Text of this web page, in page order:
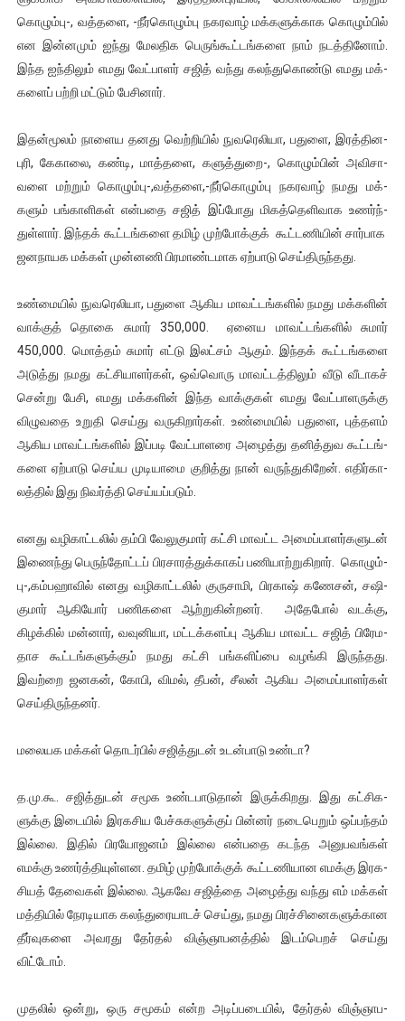
கொழும்­பு-­, வத்­த­ளை, -­நீர்­கொ­ழும்பு நக­ரவாழ் மக்­க­ளுக்­காக கொழும்பில்
என இன்­னமும் ஐந்து மேல­திக பெருங்­கூட்­டங்­களை நாம் நடத்­தினோம்.
இந்த ஐந்­திலும் எமது வேட்­பாளர் சஜித் வந்து கலந்­து­கொண்டு எமது மக்­
களைப் பற்றி மட்டும் பேசினார்.
இதன்­மூலம் நாளைய தனது வெற்­றியில் நுவ­ரெ­லியா, பதுளை, இரத்­தின­
புரி, கேகாலை, கண்டி, மாத்­தளை, களுத்­து­றை-­, கொ­ழும்பின் அவி­சா­
வளை மற்றும் கொழும்­பு-­,வத்­த­ளை,-­நீர்­கொ­ழும்பு நக­ரவாழ் நமது மக்­
களும் பங்­கா­ளிகள் என்­பதை சஜித் இப்­போது மிகத்­தெ­ளி­வாக உணர்ந்­
துள்ளார். இந்தக் கூட்­டங்­களை தமிழ் முற்­போக்குக் கூட்­ட­ணியின் சார்­பாக
ஜன­நா­யக மக்கள் முன்­னணி பிர­மாண்­ட­மாக ஏற்­பாடு செய்­தி­ருந்­தது.
உண்­மையில் நுவ­ரெ­லியா, பதுளை ஆகிய மாவட்­டங்­களில் நமது மக்­களின்
வாக்குத் தொகை சுமார் 350,000. ஏனைய மாவட்­டங்­களில் சுமார்
450,000. மொத்தம் சுமார் எட்டு இலட்சம் ஆகும். இந்தக் கூட்­டங்­களை
அடுத்து நமது கட்­சி­யா­ளர்கள், ஒவ்­வொரு மாவட்­டத்­திலும் வீடு வீடாகச்
சென்று பேசி, எமது மக்­களின் இந்த வாக்­குகள் எமது வேட்­பா­ள­ருக்கு
விழு­வதை உறுதி செய்து வரு­கி­றார்கள். உண்­மையில் பதுளை, புத்­தளம்
ஆகிய மாவட்­டங்­களில் இப்­படி வேட்­பா­ளரை அழைத்து தனித்­துவ கூட்­டங்­
களை ஏற்­பாடு செய்ய முடி­யாமை குறித்து நான் வருந்­து­கிறேன். எதிர்­கா­
லத்தில் இது நிவர்த்தி செய்­யப்­படும்.
எனது வழி­காட்­டலில் தம்பி வேலுகுமார் கட்சி மாவட்ட அமைப்­பா­ளர்­க­ளுடன்
இணைந்து பெருந்­தோட்டப் பிர­சா­ரத்­துக்­காகப் பணி­யாற்­று­கிறார். கொழும்­
பு-­,கம்­ப­ஹாவில் எனது வழி­காட்­டலில் குரு­சாமி, பிரகாஷ் கணேசன், சஷி­
குமார் ஆகியோர் பணி­களை ஆற்­று­கின்­றனர். அதேபோல் வடக்கு,
கிழக்கில் மன்னார், வவு­னியா, மட்­டக்­க­ளப்பு ஆகிய மாவட்ட சஜித் பிரே­ம­
தாச கூட்­டங்­க­ளுக்கும் நமது கட்சி பங்­க­ளிப்பை வழங்கி இருந்­தது.
இவற்றை ஜனகன், கோபி, விமல், தீபன், சீலன் ஆகிய அமைப்­பா­ளர்கள்
செய்­தி­ருந்­தனர்.
மலை­யக மக்கள் தொடர்பில் சஜித்­துடன் உடன்­பாடு உண்டா?
த.மு.கூ. சஜித்­துடன் சமூக உண்­ட­பாடுதான் இருக்­கி­றது. இது கட்­சி­க­
ளுக்கு இடையில் இர­க­சிய பேச்­சு­க­ளுக்குப் பின்னர் நடை­பெறும் ஒப்­பந்தம்
இல்லை. இதில் பிர­யோ­ஜனம் இல்லை என்­பதை கடந்த அனு­ப­வங்கள்
எமக்கு உணர்த்­தி­யுள்­ளன. தமிழ் முற்­போக்குக் கூட்­ட­ணி­யான எமக்கு இர­க­
சியத் தேவைகள் இல்லை. ஆகவே சஜித்தை அழைத்து வந்து எம் மக்கள்
மத்­தியில் நேர­டி­யாக கலந்­து­ரை­யாடச் செய்து, நமது பிரச்­சி­னை­க­ளுக்­கான
தீர்­வு­களை அவ­ரது தேர்தல் விஞ்­ஞா­ப­னத்தில் இடம்­பெறச் செய்து
விட்டோம்.
முதலில் ஒன்று, ஒரு சமூகம் என்ற அடிப்­ப­டையில், தேர்தல் விஞ்­ஞா­ப­